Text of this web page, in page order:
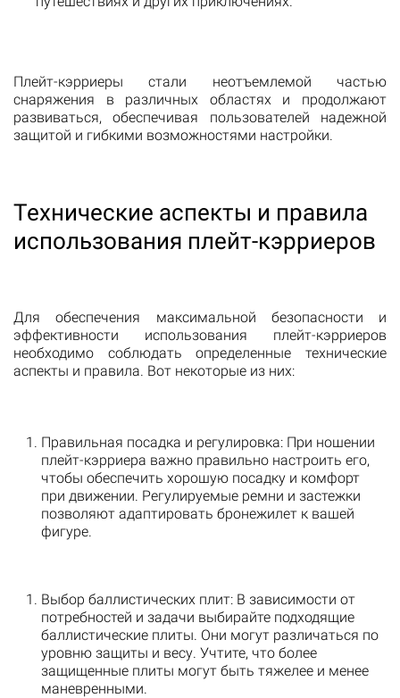
Плейт-кэрриеры стали неотъемлемой частью
снаряжения в различных областях и продолжают
развиваться, обеспечивая пользователей надежной
защитой и гибкими возможностями настройки.
Технические аспекты и правила
использования плейт-кэрриеров
Для обеспечения максимальной безопасности и
эффективности использования плейт-кэрриеров
необходимо соблюдать определенные технические
аспекты и правила. Вот некоторые из них:
Правильная посадка и регулировка: При ношении
плейт-кэрриера важно правильно настроить его,
чтобы обеспечить хорошую посадку и комфорт
при движении. Регулируемые ремни и застежки
позволяют адаптировать бронежилет к вашей
фигуре.
Выбор баллистических плит: В зависимости от
потребностей и задачи выбирайте подходящие
баллистические плиты. Они могут различаться по
уровню защиты и весу. Учтите, что более
защищенные плиты могут быть тяжелее и менее
маневренными.